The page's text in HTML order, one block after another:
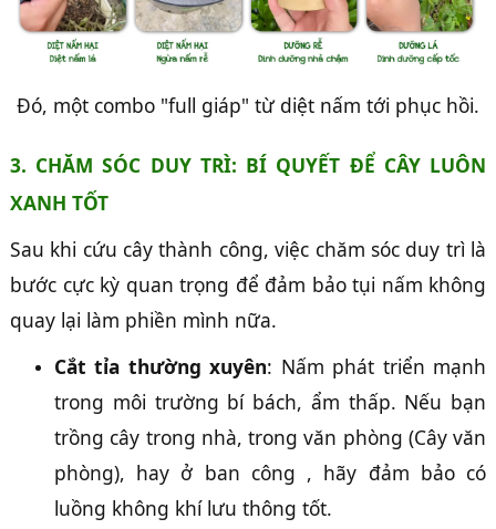
Đó, một combo "full giáp" từ diệt nấm tới phục hồi.
3. CHĂM SÓC DUY TRÌ: BÍ QUYẾT ĐỂ CÂY LUÔN
XANH TỐT
Sau khi cứu cây thành công, việc chăm sóc duy trì là
bước cực kỳ quan trọng để đảm bảo tụi nấm không
quay lại làm phiền mình nữa.
Cắt tỉa thường xuyên: Nấm phát triển mạnh
trong môi trường bí bách, ẩm thấp. Nếu bạn
trồng cây trong nhà, trong văn phòng (Cây văn
phòng), hay ở ban công , hãy đảm bảo có
luồng không khí lưu thông tốt.